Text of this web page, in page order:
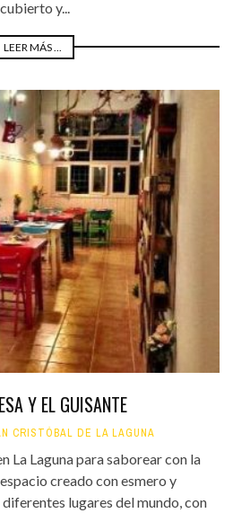
y...
LEER MÁS ...
Y EL GUISANTE
CRISTÓBAL DE LA LAGUNA
La Laguna para saborear con la
creado con esmero y
lugares del mundo, con